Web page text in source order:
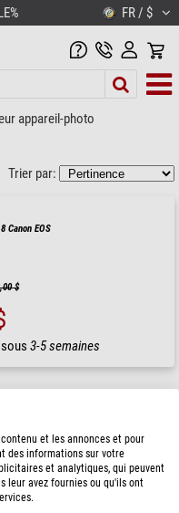
FR / $
appareil-photo
Trier par:
Canon EOS
$
sous3-5 semaines
et les annonces et pour
des informations sur votre
et analytiques, qui peuvent
leur avez fournies ou qu'ils ont